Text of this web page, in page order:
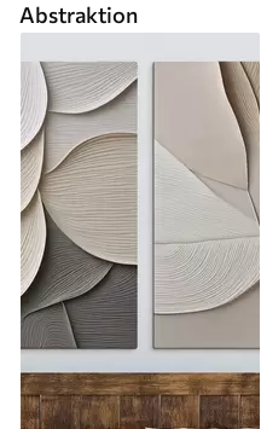
Abstraktion